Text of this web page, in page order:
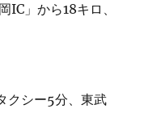
IC」から18キロ、
クシー5分、東武